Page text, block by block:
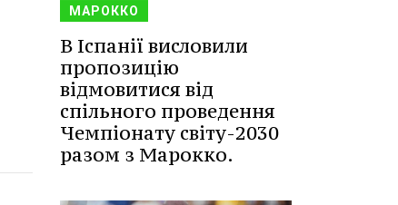
МАРОККО
В Іспанії висловили
пропозицію
відмовитися від
спільного проведення
Чемпіонату світу-2030
разом з Марокко.